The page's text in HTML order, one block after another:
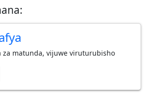
za matunda, vijuwe viruturubisho